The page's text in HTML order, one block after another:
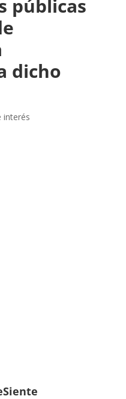
públicas
dicho
interés